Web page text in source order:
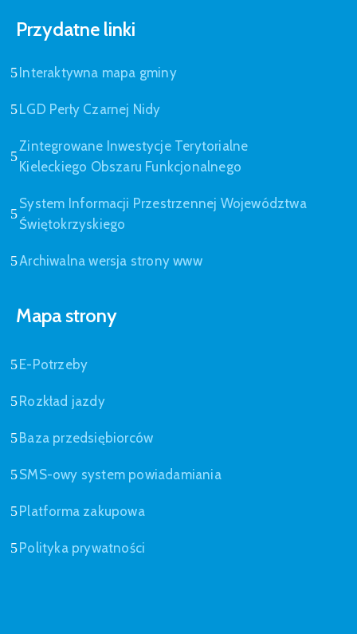
Przydatne linki
Interaktywna mapa gminy
LGD Perły Czarnej Nidy
Zintegrowane Inwestycje Terytorialne
Kieleckiego Obszaru Funkcjonalnego
System Informacji Przestrzennej Województwa
Świętokrzyskiego
Archiwalna wersja strony www
Mapa strony
E-Potrzeby
Rozkład jazdy
Baza przedsiębiorców
SMS-owy system powiadamiania
Platforma zakupowa
Polityka prywatności